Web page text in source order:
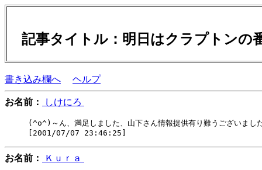
記事タイトル：明日はクラプトン
書き込み欄へ ヘルプ
お名前： しけにろ
(^o^)～ん、満足しました、山下さん情報提供有り難うございまし
お名前： Ｋｕｒａ